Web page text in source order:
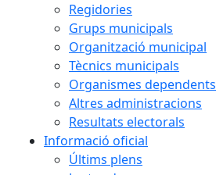
Regidories
Grups municipals
Organització municipal
Tècnics municipals
Organismes dependents
Altres administracions
Resultats electorals
Informació oficial
Últims plens